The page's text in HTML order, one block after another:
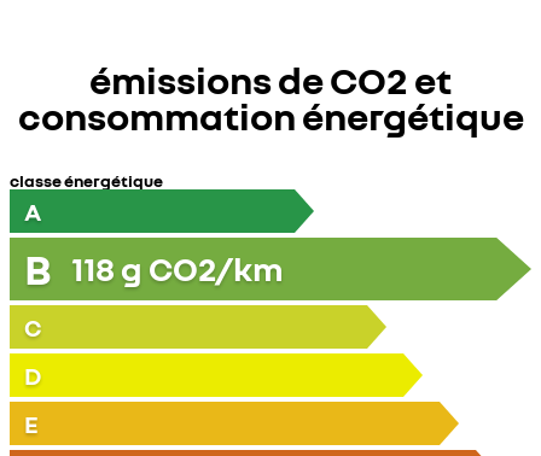
émissions de CO2 et
consommation énergétique
classe énergétique
A
B 118 g CO2/km
C
D
E